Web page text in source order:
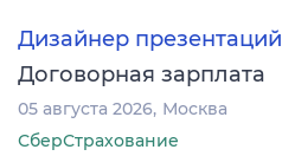
Дизайнер презентаций
Договорная зарплата
05 августа 2026 Москва
СберСтрахование